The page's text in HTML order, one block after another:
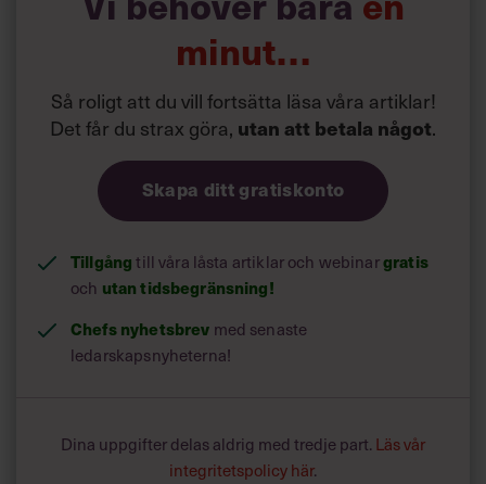
minut…
Så roligt att du vill fortsätta läsa våra artiklar!
Det får du strax göra, utan att betala något.
Skapa ditt gratiskonto
Tillgångtill våra låsta artiklar och webinargratis
och utan tidsbegränsning!
Chefs nyhetsbrev med senaste
ledarskapsnyheterna!
Dina uppgifter delas aldrig med tredje part. Läs vår
integritetspolicy här.